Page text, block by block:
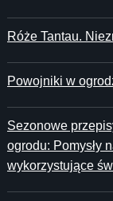
Róże Tantau.
Powojniki w
Sezonowe
ogrodu: Pomysły
wykorzystujące